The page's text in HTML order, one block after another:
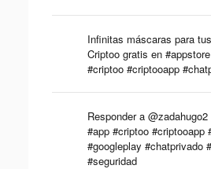
Infinitas máscaras para
Criptoo gratis en
#criptoo #criptooapp
Responder a
#app #criptoo #criptooapp
#googleplay #chatprivado
#seguridad